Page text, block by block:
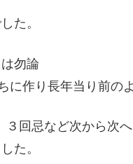
た。
勿論
作り長年当り前の
回忌など次から次
た。